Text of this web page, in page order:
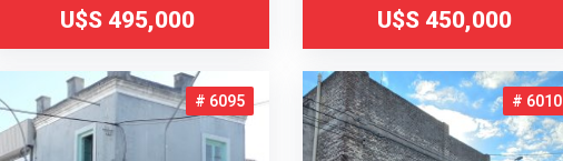
U$S 495,000 U$S 450,000
# 6095 # 6010